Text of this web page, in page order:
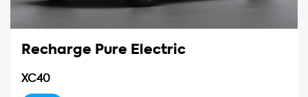
Recharge Pure Electric
XC40